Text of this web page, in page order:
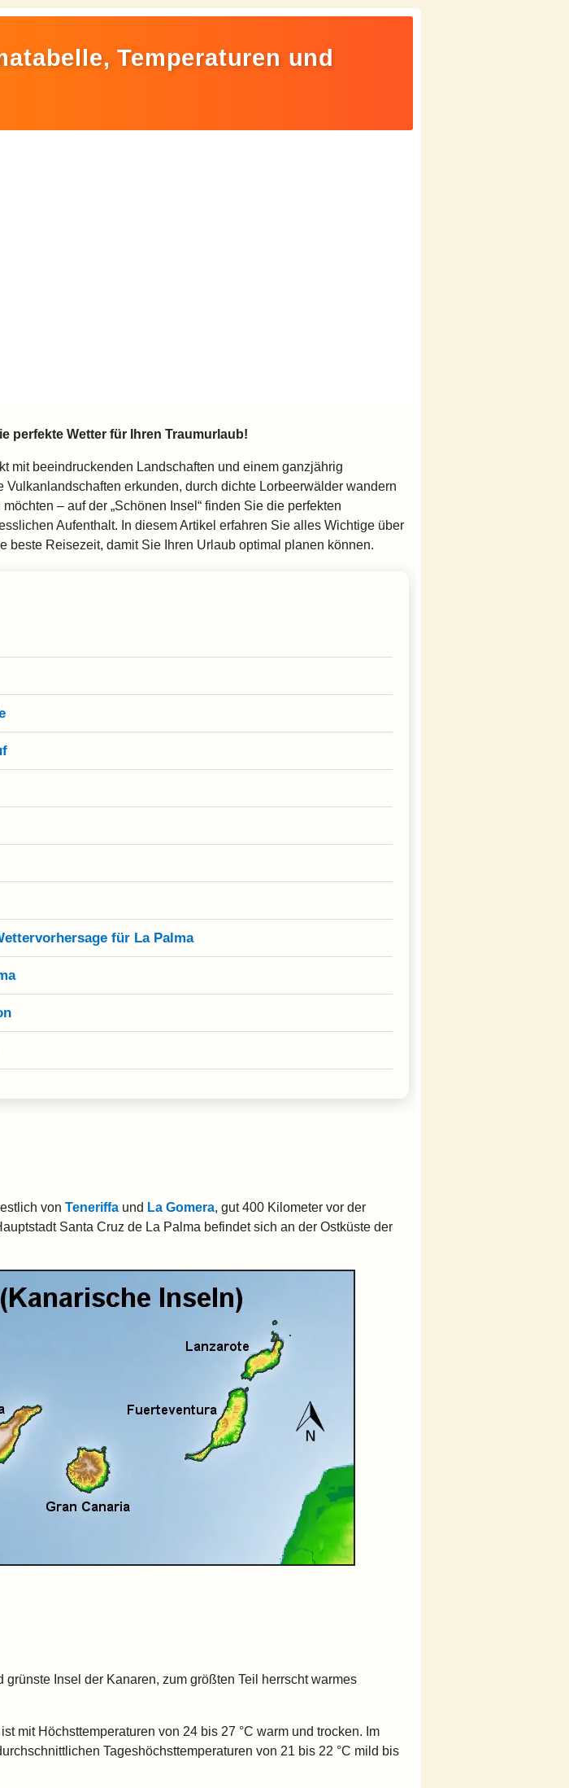
Temperaturen und
perfekte Wetter für Ihren Traumurlaub!
mit beeindruckenden Landschaften und einem ganzjährig
Vulkanlandschaften erkunden, durch dichte Lorbeerwälder wandern
– auf der „Schönen Insel“ finden Sie die perfekten
Aufenthalt. In diesem Artikel erfahren Sie alles Wichtige über
beste Reisezeit, damit Sie Ihren Urlaub optimal planen können.
für La Palma
von Teneriffa und La Gomera, gut 400 Kilometer vor der
Santa Cruz de La Palma befindet sich an der Ostküste der
grünste Insel der Kanaren, zum größten Teil herrscht warmes
mit Höchsttemperaturen von 24 bis 27 °C warm und trocken. Im
Tageshöchsttemperaturen von 21 bis 22 °C mild bis